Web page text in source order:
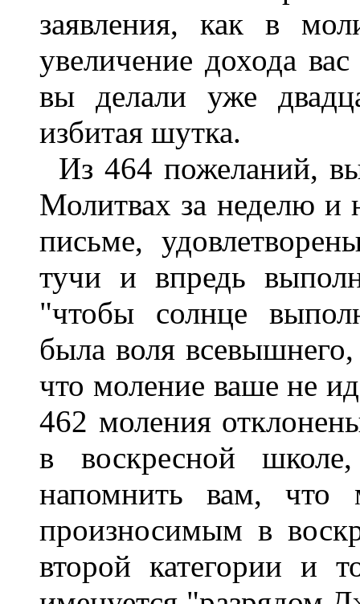
заявления, как в
увеличение дохода
вы делали уже
избитая шутка.
Из 464 пожеланий,
Молитвах за неделю и
письме,
тучи и впредь
"чтобы солнце
была воля
что моление ваше не
462 моления
в воскресной
напомнить вам,
произносимым в
второй категории и